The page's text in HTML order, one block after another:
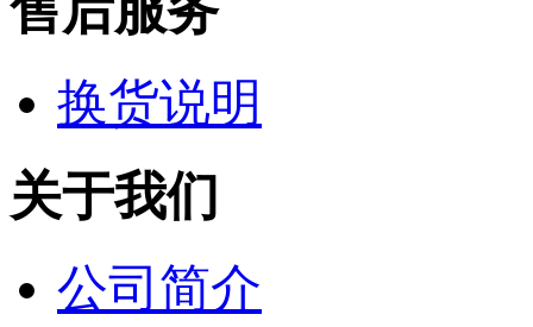
售后服务
换货说明
关于我们
公司简介